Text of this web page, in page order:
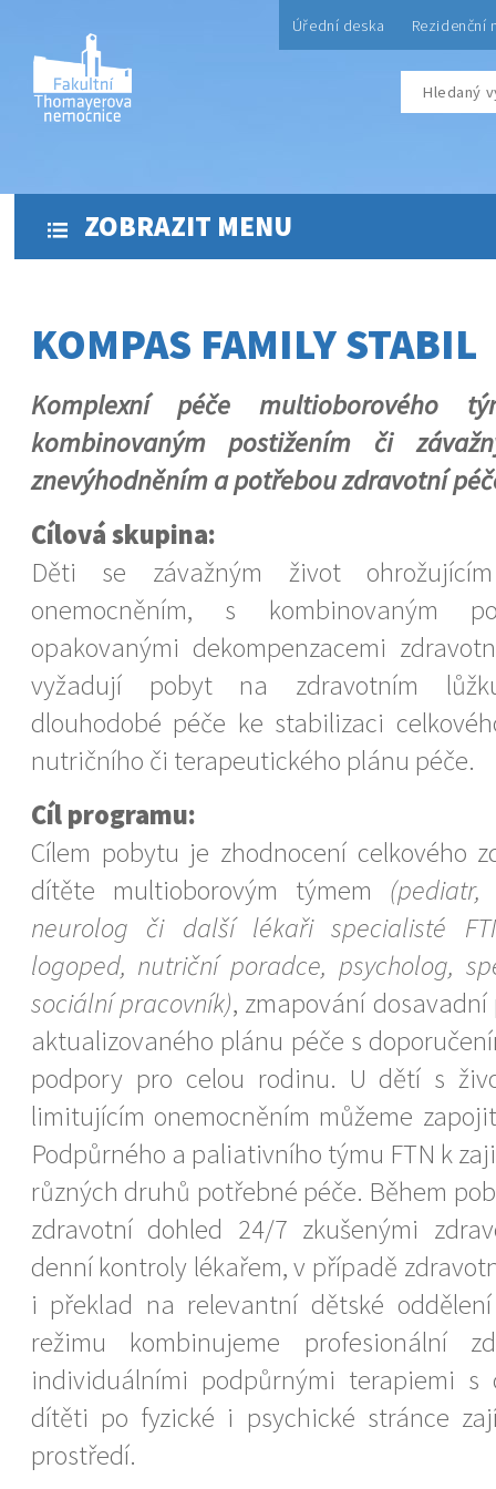
Úřední deska Rezidenční
ZOBRAZIT MENU
KOMPAS FAMILY STABIL
Komplexní péče
kombinovaným postižením či
znevýhodněním a potřebou zdravotní
Cílová skupina:
Děti se závažným život
onemocněním, s kombinovaným
opakovanými dekompenzacemi
vyžadují pobyt na zdravotním
dlouhodobé péče ke stabilizaci
nutričního či terapeutického plánu péče.
Cíl programu:
Cílem pobytu je zhodnocení celkového
dítěte multioborovým týmem (pediatr,
neurolog či další lékaři specialisté
logoped, nutriční poradce, psycholog,
sociální pracovník), zmapování
aktualizovaného plánu péče s
podpory pro celou rodinu. U dětí s
limitujícím onemocněním můžeme
Podpůrného a paliativního týmu FTN k
různých druhů potřebné péče. Během
zdravotní dohled 24/7 zkušenými
denní kontroly lékařem, v případě
i překlad na relevantní dětské
režimu kombinujeme profesionální
individuálními podpůrnými terapiemi s
dítěti po fyzické i psychické stránce
prostředí.